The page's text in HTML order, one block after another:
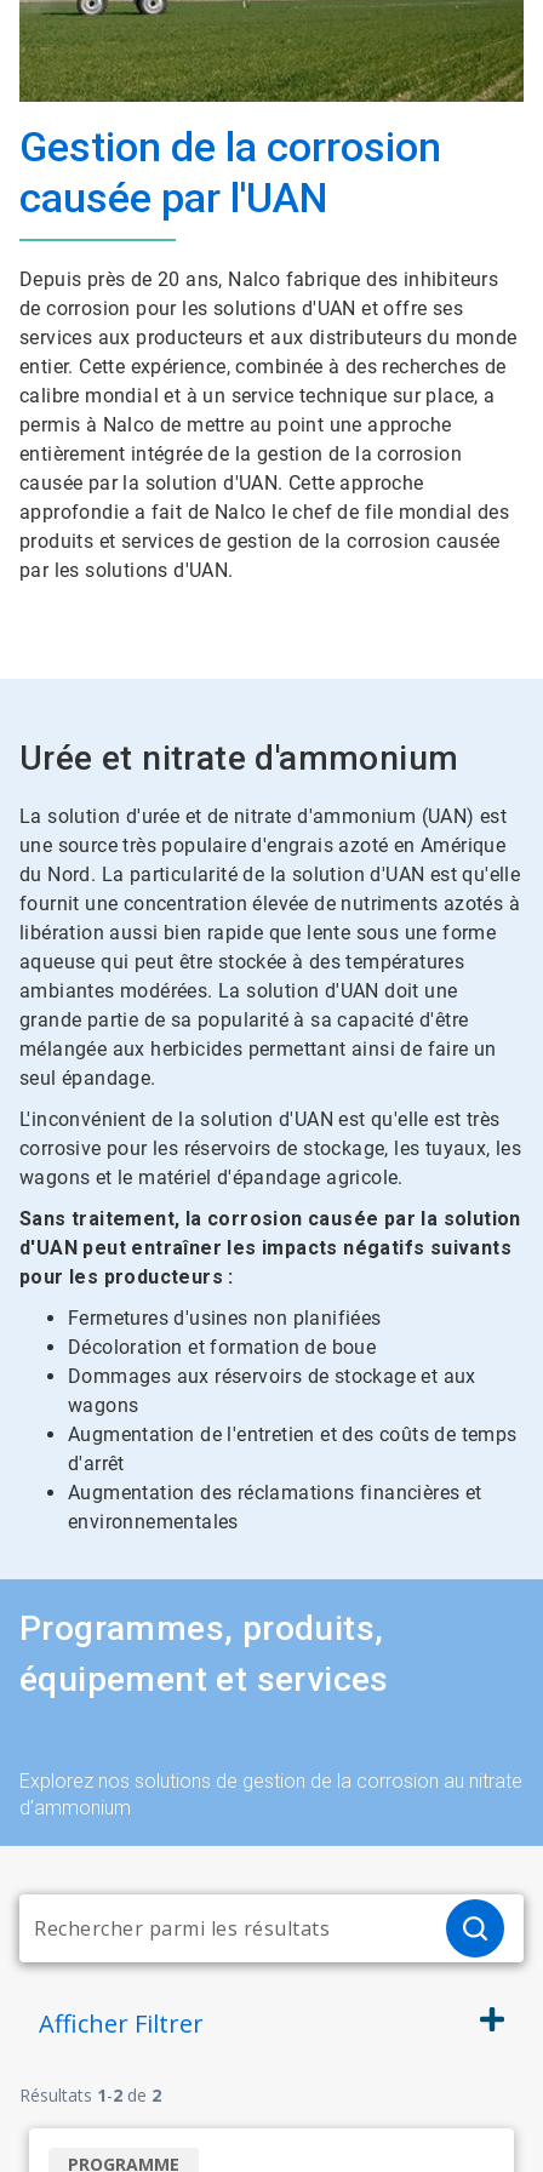
Gestion de la corrosion
causée par l'UAN
Depuis près de 20 ans, Nalco fabrique des inhibiteurs
de corrosion pour les solutions d'UAN et offre ses
services aux producteurs et aux distributeurs du monde
entier. Cette expérience, combinée à des recherches de
calibre mondial et à un service technique sur place, a
permis à Nalco de mettre au point une approche
entièrement intégrée de la gestion de la corrosion
causée par la solution d'UAN. Cette approche
approfondie a fait de Nalco le chef de file mondial des
produits et services de gestion de la corrosion causée
par les solutions d'UAN.
Urée et nitrate d'ammonium
La solution d'urée et de nitrate d'ammonium (UAN) est
une source très populaire d'engrais azoté en Amérique
du Nord. La particularité de la solution d'UAN est qu'elle
fournit une concentration élevée de nutriments azotés à
libération aussi bien rapide que lente sous une forme
aqueuse qui peut être stockée à des températures
ambiantes modérées. La solution d'UAN doit une
grande partie de sa popularité à sa capacité d'être
mélangée aux herbicides permettant ainsi de faire un
seul épandage.
L'inconvénient de la solution d'UAN est qu'elle est très
corrosive pour les réservoirs de stockage, les tuyaux, les
wagons et le matériel d'épandage agricole.
Sans traitement, la corrosion causée par la solution
d'UAN peut entraîner les impacts négatifs suivants
pour les producteurs :
Fermetures d'usines non planifiées
Décoloration et formation de boue
Dommages aux réservoirs de stockage et aux
wagons
Augmentation de l'entretien et des coûts de temps
d'arrêt
Augmentation des réclamations financières et
environnementales
Programmes, produits,
équipement et services
Explorez nos solutions de gestion de la corrosion au nitrate
d’ammonium
Afficher Filtrer
Résultats 1-2 de 2
PROGRAMME